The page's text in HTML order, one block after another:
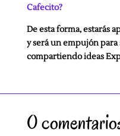
Cafecito?
De esta forma, estarás
y será un empujón
compartiendo ideas
0